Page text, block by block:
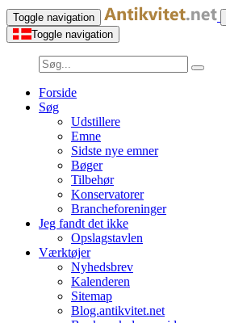
Toggle navigation
Toggle navigation
Forside
Søg
Udstillere
Emne
Sidste nye emner
Bøger
Tilbehør
Konservatorer
Brancheforeninger
Jeg fandt det ikke
Opslagstavlen
Værktøjer
Nyhedsbrev
Kalenderen
Sitemap
Blog.antikvitet.net